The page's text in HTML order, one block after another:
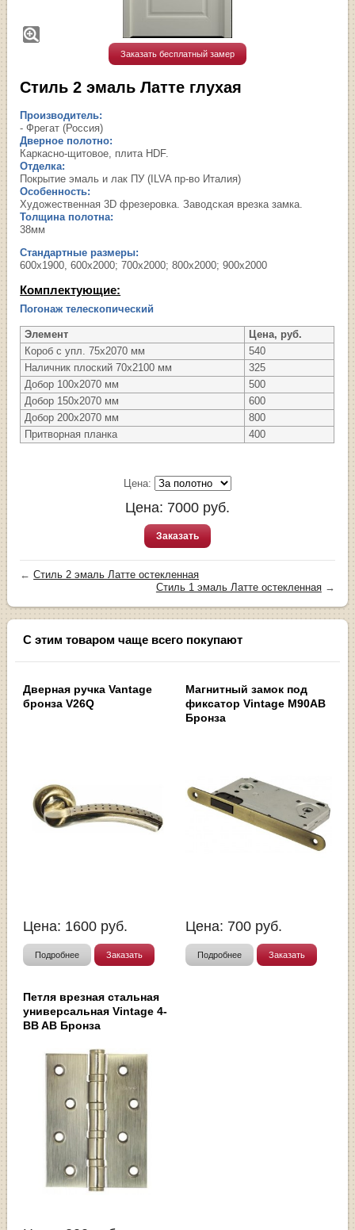
Заказать бесплатный замер
Стиль 2 эмаль Латте глухая
Производитель:
- Фрегат (Россия)
Дверное полотно:
Каркасно-щитовое, плита HDF.
Отделка:
Покрытие эмаль и лак ПУ (ILVA пр-во Италия)
Особенность:
Художественная 3D фрезеровка. Заводская врезка замка.
Толщина полотна:
38мм
Стандартные размеры:
600х1900, 600х2000; 700х2000; 800х2000; 900х2000
Комплектующие:
Погонаж телескопический
Элемент
Цена, руб.
Короб с упл. 75х2070 мм
540
Наличник плоский 70х2100 мм
325
Добор 100х2070 мм
500
Добор 150х2070 мм
600
Добор 200х2070 мм
800
Притворная планка
400
Цена:
Цена: 7000 руб.
Заказать
←Стиль 2 эмаль Латте остекленная
Стиль 1 эмаль Латте остекленная→
С этим товаром чаще всего покупают
Дверная ручка Vantage
бронза V26Q
Цена: 1600 руб.
Подробнее Заказать
Магнитный замок под
фиксатор Vintage M90AB
Бронза
Цена: 700 руб.
Подробнее Заказать
Петля врезная стальная
универсальная Vintage 4-
BB AB Бронза